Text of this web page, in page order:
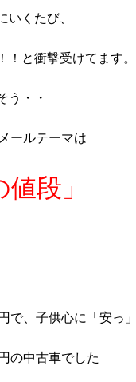
いくたび、
！と衝撃受けてます。
う・・
ールテーマは
値段」
で、子供心に「安っ
の中古車でした